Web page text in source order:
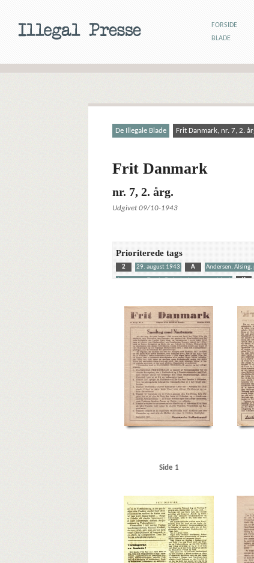
FORSIDE
BLADE
De Illegale Blade Frit Danmark, nr. 7, 2.
Frit Danmark
nr. 7, 2. årg.
Udgivet 09/10-1943
Prioriterede tags
2 29. august 1943 A Andersen,
Jørgensen, Troels G., højesteretspræsident
K
Aalborg Aalborg Baadehavn
Belgien Berlin Best, Werner Bjørnved,
Clemmensen, Carl Henrik, redaktør
De forenede Automobilfabrikker, Odense
De frie
Frederikshavn
Frederikssund Jernstøberi og
Hanneken, Hermann von
Hans Olsens Børste-,
Hørlycks Autoværksted, Viby
J J.
Jørgensens Karetmagerværksted
Kæremaalsudvalget
Københavns Raadhus L
Topsøe-Jensen, højesteretsdommer
Tybrings
Øster Alle, Kbh. Østerbro
Side 1